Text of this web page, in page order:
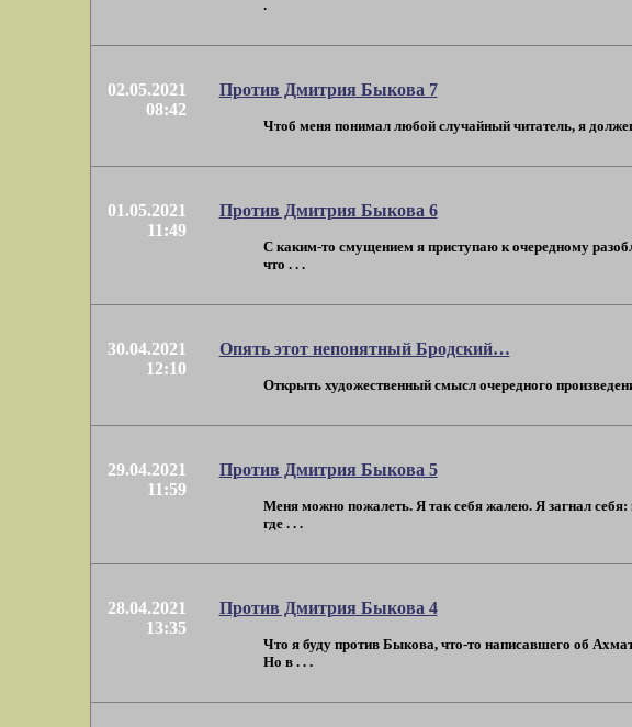
.
02.05.2021
08:42
Против Дмитрия Быкова 7
Чтоб меня понимал любой случайный читатель, я
01.05.2021
11:49
Против Дмитрия Быкова 6
С каким-то смущением я приступаю к очередному
что . . .
30.04.2021
12:10
Опять этот непонятный Бродский…
Открыть художественный смысл очередного
29.04.2021
11:59
Против Дмитрия Быкова 5
Меня можно пожалеть. Я так себя жалею. Я загнал себя:
где . . .
28.04.2021
13:35
Против Дмитрия Быкова 4
Что я буду против Быкова, что-то написавшего об
Но в . . .